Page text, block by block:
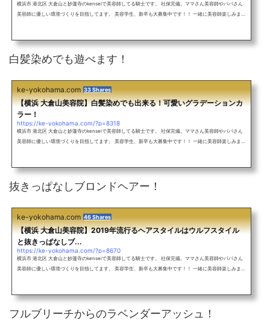
横浜市 港北区 大倉山と妙蓮寺のkenseiで美容師してる騎士です。 社保完備。ママさん美容師やパパさん
美容師に優しい環境づくりを目指してます。 美容学生、新卒も大募集中です！！ 一緒に美容師楽しみまし
すとで丸みのある縮毛矯正をしたい！ 超絶お待ちしてます！ メンズも大歓迎！バレイヤージュを使ったレ
ッド系カラー！ミル...
白髪染めでも遊べます！
ke-yokohama.com 33 Shares
【横浜 大倉山美容院】白髪染めでも出来る！可愛いグラデーションカ
ラー！
https://ke-yokohama.com/?p=8318
横浜市 港北区 大倉山と妙蓮寺のkenseiで美容師してる騎士です。 社保完備。ママさん美容師やパパさん
美容師に優しい環境づくりを目指してます。 美容学生、新卒も大募集中です！！ 一緒に美容師楽しみまし
すとで丸みのある縮毛矯正をしたい！ 超絶お待ちしてます！ メンズも大歓迎！バレイヤージュを使ったレ
ッド系カラー！ミル...
抜きっぱなしブロンドヘアー！
ke-yokohama.com 46 Shares
【横浜 大倉山美容院】2019年流行るヘアスタイルはウルフスタイル
と抜きっぱなしブ...
https://ke-yokohama.com/?p=8670
横浜市 港北区 大倉山と妙蓮寺のkenseiで美容師してる騎士です。 社保完備。ママさん美容師やパパさん
美容師に優しい環境づくりを目指してます。 美容学生、新卒も大募集中です！！ 一緒に美容師楽しみまし
すとで丸みのある縮毛矯正をしたい！ 超絶お待ちしてます！ メンズも大歓迎！バレイヤージュを使ったレ
ッド系カラー！ミル...
フルブリーチからのラベンダーアッシュ！